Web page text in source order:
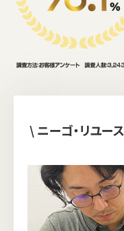
\ ニーゴ・リユー